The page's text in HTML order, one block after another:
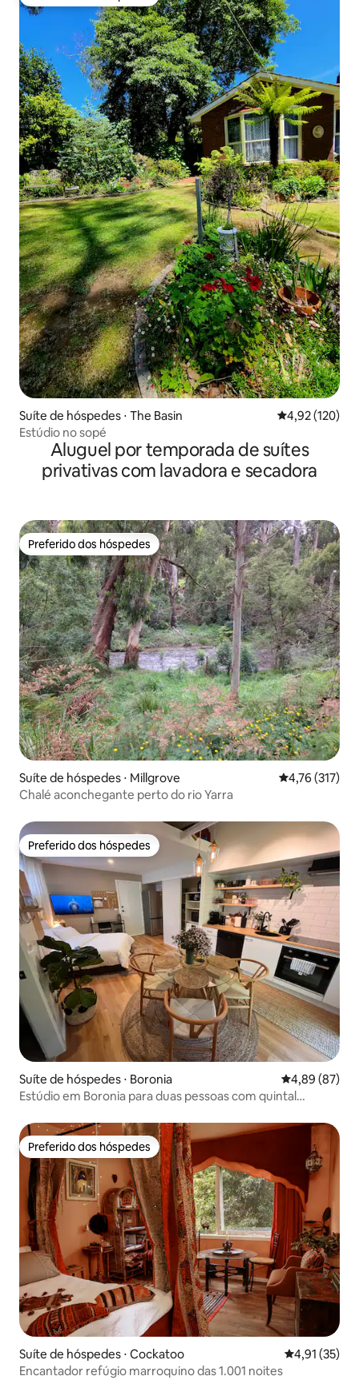
Suíte de hóspedes ⋅ The Basin 4,92 de uma
4,92 (120)
Estúdio no sopé
Aluguel por temporada de suítes
privativas com lavadora e secadora
Preferido dos hóspedes
Preferido dos hóspedes
Suíte de hóspedes ⋅ Millgrove 4,76 de uma
4,76 (317)
Chalé aconchegante perto do rio Yarra
Preferido dos hóspedes
Preferido dos hóspedes
Suíte de hóspedes ⋅ Boronia 4,89 de uma
4,89 (87)
Estúdio em Boronia para duas pessoas com quintal
Preferido dos hóspedes
Preferido dos hóspedes
Suíte de hóspedes ⋅ Cockatoo 4,91 de uma
4,91 (35)
Encantador refúgio marroquino das 1.001 noites